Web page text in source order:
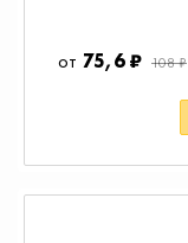
75,6 ₽ 108 ₽